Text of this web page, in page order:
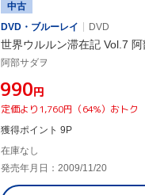
中古
DVD・ブルーレイ
DVD
世界ウルルン滞在記 Vol.7 阿
阿部サダヲ
¥990円
定価より1,760円（64%）おトク
獲得ポイント 9P
在庫なし
発売年月日：2009/11/20